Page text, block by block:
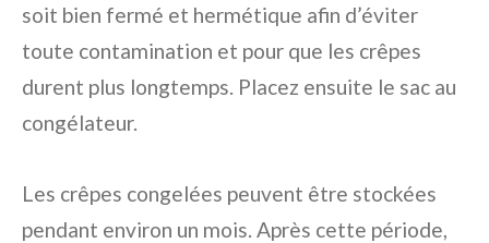
soit bien fermé et hermétique afin d’éviter
toute contamination et pour que les crêpes
durent plus longtemps. Placez ensuite le sac au
congélateur.
Les crêpes congelées peuvent être stockées
pendant environ un mois. Après cette période,